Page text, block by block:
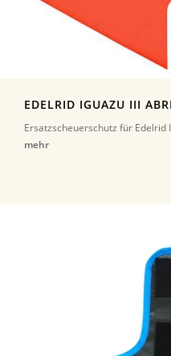
EDELRID IGUAZU III
Ersatzscheuerschutz für
mehr